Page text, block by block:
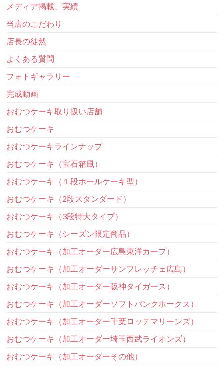
メディア掲載、実績
当店のこだわり
店長の徒然
よくある質問
フォトギャラリー
完成動画
おむつケーキ取り扱い店舗
おむつケーキ
おむつケーキラインナップ
おむつケーキ（宝石箱風）
おむつケーキ（１段ホールケーキ型）
おむつケーキ（2段スタンダード）
おむつケーキ（3段特大タイプ）
おむつケーキ（シーズン限定商品）
おむつケーキ（加工オーダー広島東洋カープ）
おむつケーキ（加工オーダーサンフレッチェ広島）
おむつケーキ（加工オーダー阪神タイガース）
おむつケーキ（加工オーダーソフトバンクホークス）
おむつケーキ（加工オーダー千葉ロッテマリーンズ）
おむつケーキ（加工オーダー埼玉西武ライオンズ）
おむつケーキ（加工オーダーその他）